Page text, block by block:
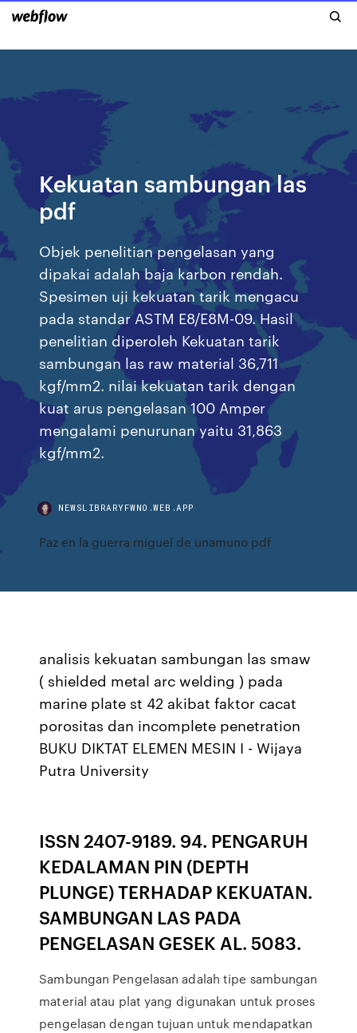
Kekuatan sambungan las
pdf
Objek penelitian pengelasan yang
dipakai adalah baja karbon rendah.
Spesimen uji kekuatan tarik mengacu
pada standar ASTM E8/E8M-09. Hasil
penelitian diperoleh Kekuatan tarik
sambungan las raw material 36,711
kgf/mm2. nilai kekuatan tarik dengan
kuat arus pengelasan 100 Amper
mengalami penurunan yaitu 31,863
kgf/mm2.
NEWSLIBRARYFWNO.WEB.APP
Paz en la guerra miguel de unamuno pdf
analisis kekuatan sambungan las smaw
( shielded metal arc welding ) pada
marine plate st 42 akibat faktor cacat
porositas dan incomplete penetration
BUKU DIKTAT ELEMEN MESIN I - Wijaya
Putra University
ISSN 2407-9189. 94. PENGARUH
KEDALAMAN PIN (DEPTH
PLUNGE) TERHADAP KEKUATAN.
SAMBUNGAN LAS PADA
PENGELASAN GESEK AL. 5083.
Sambungan Pengelasan adalah tipe sambungan
material atau plat yang digunakan untuk proses
pengelasan dengan tujuan untuk mendapatkan